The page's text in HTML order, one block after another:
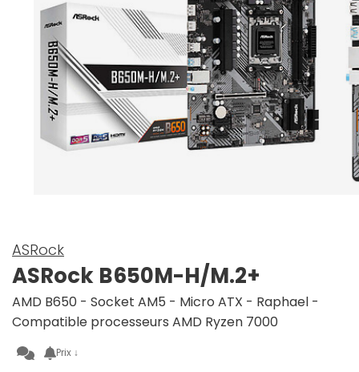
ASRock
ASRock B650M-H/M.2+
AMD B650 - Socket AM5 - Micro ATX - Raphael -
Compatible processeurs AMD Ryzen 7000
Prix ↓